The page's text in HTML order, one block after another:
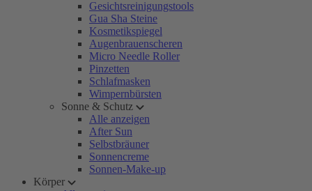
Gesichtsreinigungstools
Gua Sha Steine
Kosmetikspiegel
Augenbrauenscheren
Micro Needle Roller
Pinzetten
Schlafmasken
Wimpernbürsten
Sonne & Schutz
Alle anzeigen
After Sun
Selbstbräuner
Sonnencreme
Sonnen-Make-up
Körper